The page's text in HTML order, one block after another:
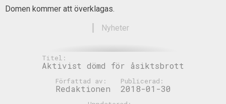
Domen kommer att överklagas.
Nyheter
Titel:
Aktivist dömd för åsiktsbrott
Författad av:
Redaktionen
Publicerad:
2018-01-30